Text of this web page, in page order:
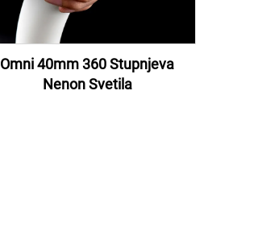
Omni 40mm 360 Stupnjeva
Nenon Svetila